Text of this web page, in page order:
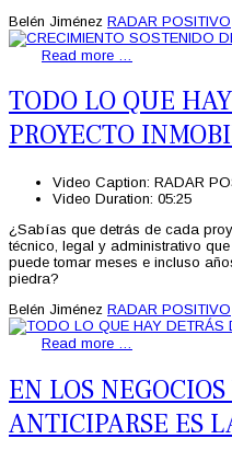
Belén Jiménez RADAR POSITIVO
Read more …
TODO LO QUE
PROYECTO
Video Caption: RADAR
Video Duration: 05:25
¿Sabías que detrás de cada
técnico, legal y administrativo
puede tomar meses e incluso
piedra?
Belén Jiménez RADAR POSITIVO
Read more …
EN LOS
ANTICIPARSE ES